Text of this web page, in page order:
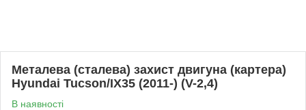
Металева (сталева) захист двигуна (картера)
Hyundai Tucson/IX35 (2011-) (V-2,4)
В наявності